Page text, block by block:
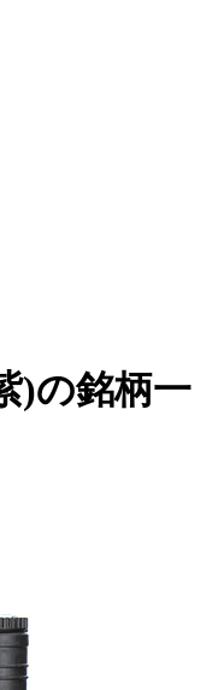
)の銘柄一